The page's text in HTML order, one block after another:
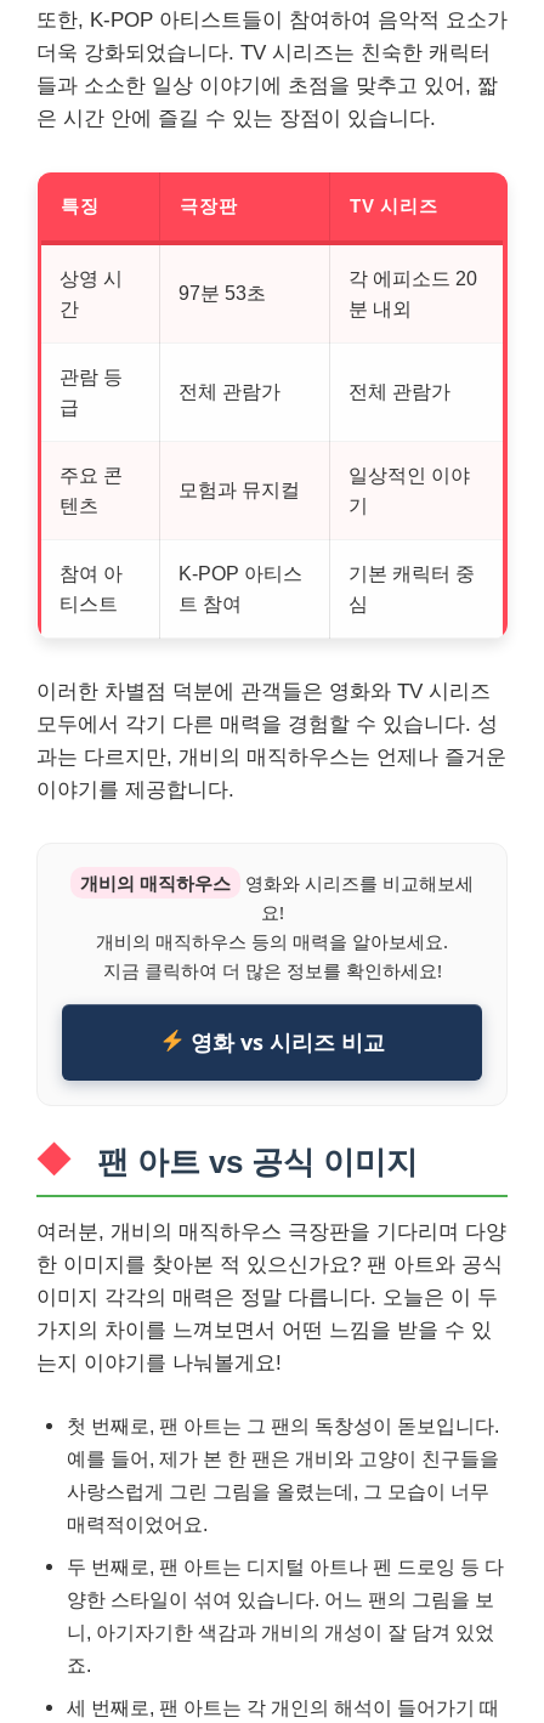
또한, K-POP 아티스트들이 참여하여 음악적 요소가
더욱 강화되었습니다. TV 시리즈는 친숙한 캐릭터
들과 소소한 일상 이야기에 초점을 맞추고 있어, 짧
은 시간 안에 즐길 수 있는 장점이 있습니다.
특징 극장판 TV 시리즈
상영 시
간
97분 53초
각 에피소드 20
분 내외
관람 등
급
전체 관람가 전체 관람가
주요 콘
텐츠
모험과 뮤지컬
일상적인 이야
기
참여 아
티스트
K-POP 아티스
트 참여
기본 캐릭터 중
심
이러한 차별점 덕분에 관객들은 영화와 TV 시리즈
모두에서 각기 다른 매력을 경험할 수 있습니다. 성
과는 다르지만, 개비의 매직하우스는 언제나 즐거운
이야기를 제공합니다.
개비의 매직하우스
영화와 시리즈를 비교해보세
요!
개비의 매직하우스 등의 매력을 알아보세요.
지금 클릭하여 더 많은 정보를 확인하세요!
영화 vs 시리즈 비교
팬 아트 vs 공식 이미지
여러분, 개비의 매직하우스 극장판을 기다리며 다양
한 이미지를 찾아본 적 있으신가요? 팬 아트와 공식
이미지 각각의 매력은 정말 다릅니다. 오늘은 이 두
가지의 차이를 느껴보면서 어떤 느낌을 받을 수 있
는지 이야기를 나눠볼게요!
첫 번째로, 팬 아트는 그 팬의 독창성이 돋보입니다.
예를 들어, 제가 본 한 팬은 개비와 고양이 친구들을
사랑스럽게 그린 그림을 올렸는데, 그 모습이 너무
매력적이었어요.
두 번째로, 팬 아트는 디지털 아트나 펜 드로잉 등 다
양한 스타일이 섞여 있습니다. 어느 팬의 그림을 보
니, 아기자기한 색감과 개비의 개성이 잘 담겨 있었
죠.
세 번째로, 팬 아트는 각 개인의 해석이 들어가기 때